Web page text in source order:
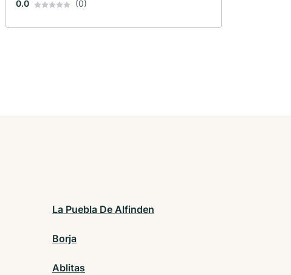
0.0 (0)
La Puebla De Alfinden
Borja
Ablitas